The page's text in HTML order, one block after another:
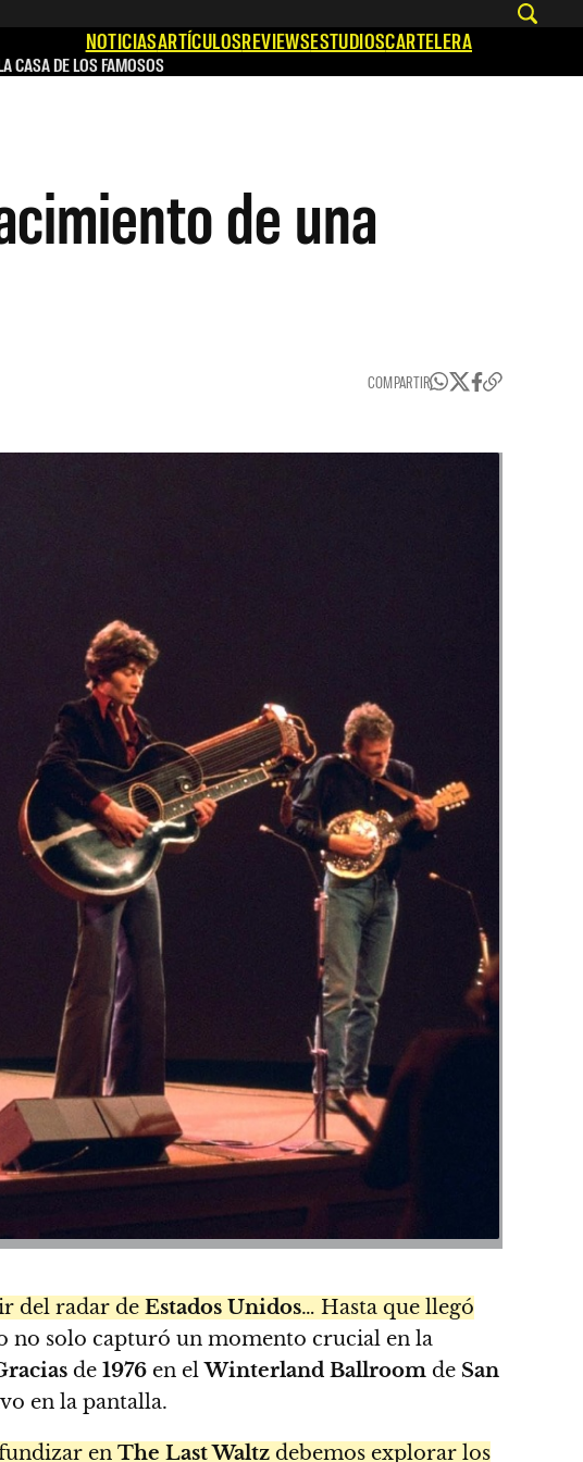
NOTICIASARTÍCULOSREVIEWSESTUDIOSCARTELERA
CASA DE LOS FAMOSOS
de una
COMPARTIR
del radar de Estados Unidos… Hasta que llegó
no solo capturó un momento crucial en la
de 1976 en elWinterland Ballroom de San
en la pantalla.
en The Last Waltz debemos explorar los